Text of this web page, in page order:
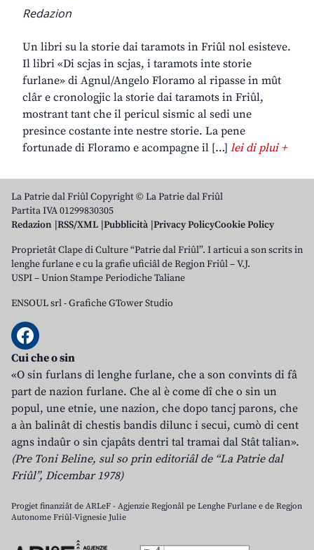
Redazion
Un libri su la storie dai taramots in Friûl nol esisteve.
Il libri «Di scjas in scjas, i taramots inte storie
furlane» di Agnul/Angelo Floramo al ripasse in mût
clâr e cronologjic la storie dai taramots in Friûl,
mostrant tant che il pericul sismic al sedi une
presince costante inte nestre storie. La pene
fortunade di Floramo e acompagne il […] lei di plui +
La Patrie dal Friûl Copyright © La Patrie dal Friûl
Partita IVA 01299830305
Redazion RSS/XML Pubblicità Privacy PolicyCookie Policy
Proprietât Clape di Culture “Patrie dal Friûl”. I articui a son scrits in
lenghe furlane e cu la grafie uficiâl de Regjon Friûl – V.J.
USPI – Union Stampe Periodiche Taliane
ENSOUL srl-Grafiche GTower Studio
Cui che o sin
«O sin furlans di lenghe furlane, che a son convints di fâ
part de nazion furlane. Che al è come dî che o sin un
popul, une etnie, une nazion, che dopo tancj parons, che
a àn balinât di chestis bandis dilunc i secui, cumò di cent
agns indaûr o sin cjapâts dentri tal tramai dal Stât talian».
(Pre Toni Beline, sul so prin editoriâl de “La Patrie dal
Friûl”, Dicembar 1978)
Progjet finanziât de ARLeF - Agjenzie Regjonâl pe Lenghe Furlane e de Regjon
Autonome Friûl-Vignesie Julie